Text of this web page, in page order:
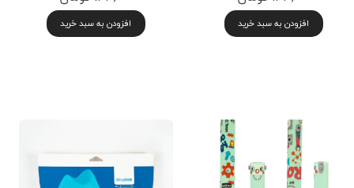
افزودن به سبد خرید افزودن به سبد خرید